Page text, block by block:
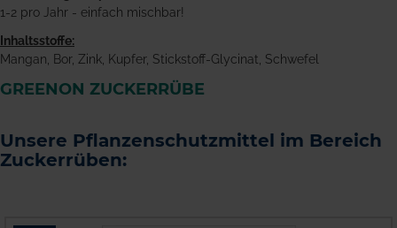
1-2 pro Jahr - einfach mischbar!
Inhaltsstoffe:
Mangan, Bor, Zink, Kupfer, Stickstoff-Glycinat, Schwefel
GREENON ZUCKERRÜBE
Unsere Pflanzenschutzmittel im Bereich
Zuckerrüben: